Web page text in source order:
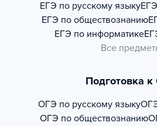
ЕГЭ по русскому языку
ЕГЭ по обществознанию
ЕГЭ по информатике
Все
Подготовка
ОГЭ по русскому языку
ОГЭ по обществознанию